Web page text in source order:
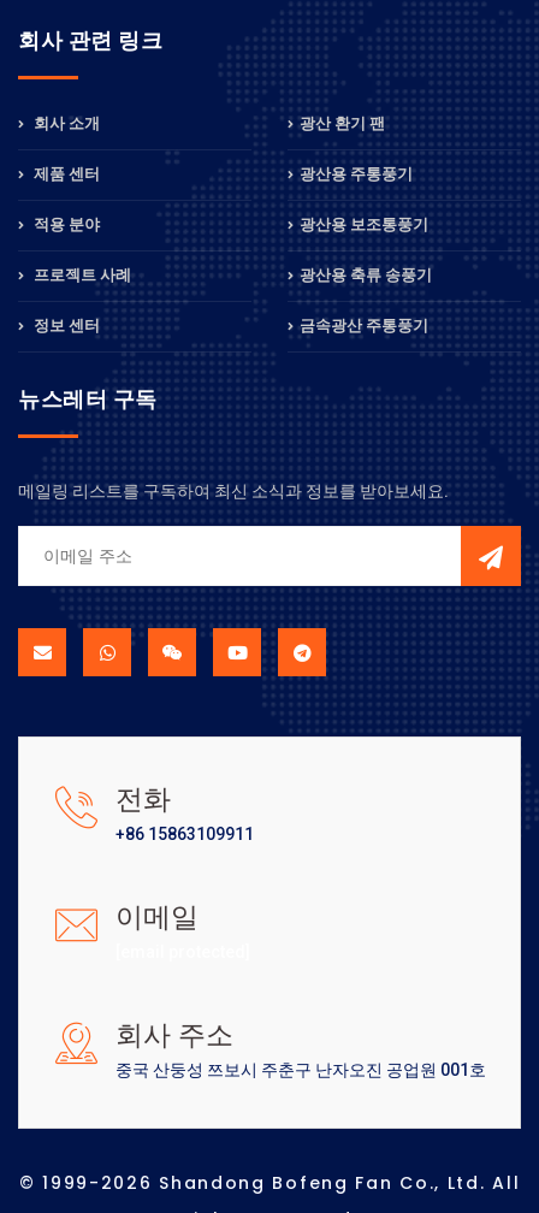
회사 관련 링크
회사 소개
제품 센터
적용 분야
프로젝트 사례
정보 센터
광산 환기 팬
광산용 주통풍기
광산용 보조통풍기
광산용 축류 송풍기
금속광산 주통풍기
뉴스레터 구독
메일링 리스트를 구독하여 최신 소식과 정보를 받아보세요.
전화
+86 15863109911
이메일
회사 주소
중국 산둥성 쯔보시 주춘구 난자오진 공업원 001호
© 1999-2026 Shandong Bofeng Fan Co., Ltd. All